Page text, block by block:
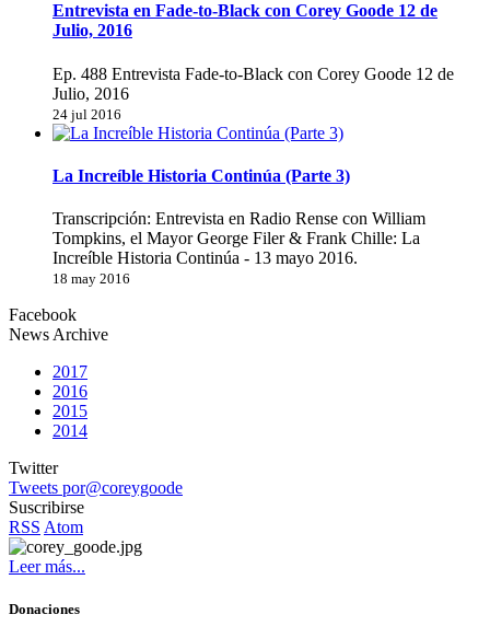
Entrevista en Fade-to-Black con Corey Goode 12 de
Julio, 2016
Ep. 488 Entrevista Fade-to-Black con Corey Goode 12 de
Julio, 2016
24 jul 2016
La Increíble Historia Continúa (Parte 3)
Transcripción: Entrevista en Radio Rense con William
Tompkins, el Mayor George Filer & Frank Chille: La
Increíble Historia Continúa - 13 mayo 2016.
18 may 2016
Facebook
News Archive
2017
2016
2015
2014
Twitter
Tweets por@coreygoode
Suscribirse
RSS Atom
Leer más...
Donaciones